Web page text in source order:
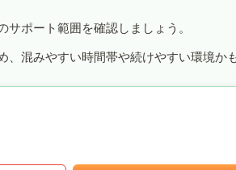
ポート範囲を確認しましょう。
混みやすい時間帯や続けやすい環境か